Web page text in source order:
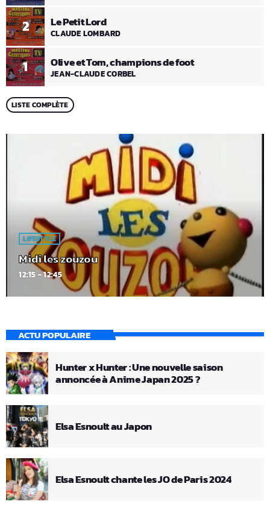
1 Olive et Tom, champions de foot
JEAN-CLAUDE CORBEL
2 Le Petit Lord
CLAUDE LOMBARD
LISTE COMPLÈTE
LIFESTYLE
Midi les zouzou
12:15 - 12:45
ACTU POPULAIRE
Hunter x Hunter : Une nouvelle saison
annoncée à Anime Japan 2025 ?
Elsa Esnoult au Japon
Elsa Esnoult chante les JO de Paris 2024